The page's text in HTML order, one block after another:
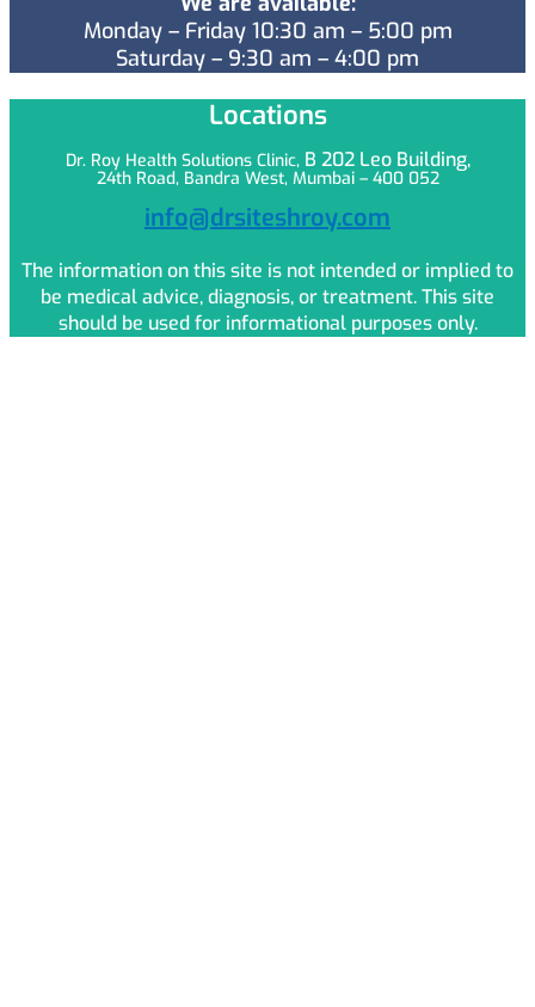
Monday – Friday 10:30 am – 5:00 pm
Saturday – 9:30 am – 4:00 pm
Locations
Dr. Roy Health Solutions Clinic, B 202 Leo Building,
24th Road, Bandra West, Mumbai – 400 052
info@drsiteshroy.com
The information on this site is not intended or implied to
be medical advice, diagnosis, or treatment. This site
should be used for informational purposes only.